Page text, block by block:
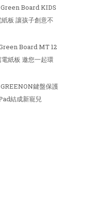
Green Board KIDS
板 讓孩子創意不
Board MT 12
紙板 邀您一起環
GREENON鍵盤保護
結成新寵兒